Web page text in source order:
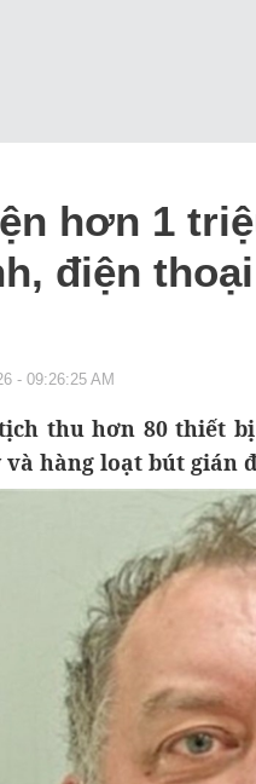
hơn 1
điện
- 09:26:25 AM
thu hơn 80 thiết
hàng loạt bút gián